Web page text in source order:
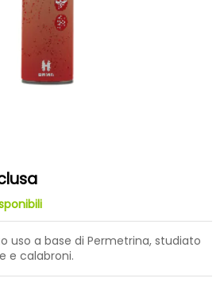
uso a base di Permetrina, studiato
e calabroni.